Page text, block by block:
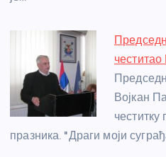
Војкан
празника. "Драги моји